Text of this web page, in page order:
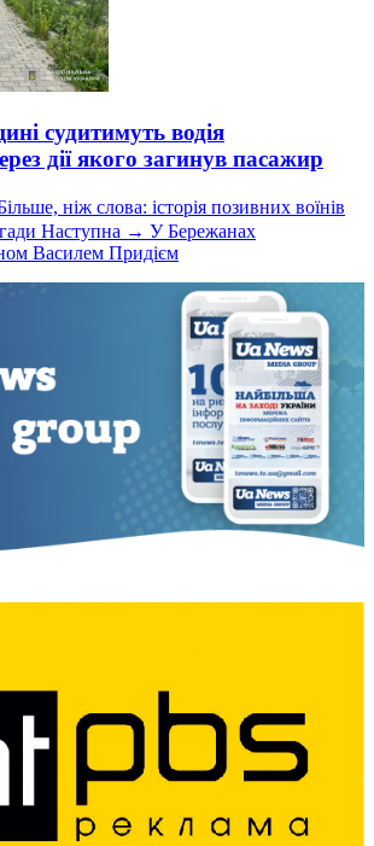
судитимуть водія
дії якого загинув пасажир
ніж слова: історія позивних воїнів
Наступна → У Бережанах
Василем Придієм